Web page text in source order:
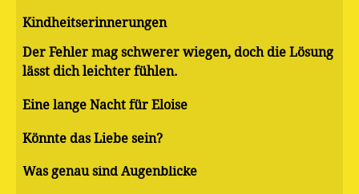
Kindheitserinnerungen
Der Fehler mag schwerer wiegen, doch die Lösung
lässt dich leichter fühlen.
Eine lange Nacht für Eloise
Könnte das Liebe sein?
Was genau sind Augenblicke